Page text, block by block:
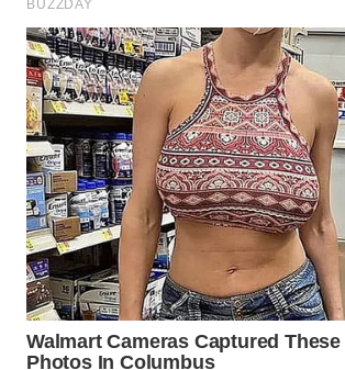
SERDANG
WN
TEBING
TINGGI
WN
PAKPAK
WN
KARAWANG
WN
BEKASI